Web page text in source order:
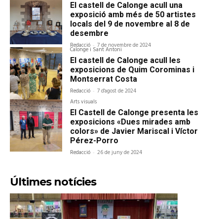
El castell de Calonge acull una
exposició amb més de 50 artistes
locals del 9 de novembre al 8 de
desembre
Redacció - 7 de novembre de 2024
Calonge i Sant Antoni
El castell de Calonge acull les
exposicions de Quim Corominas i
Montserrat Costa
Redacció - 7 d'agost de 2024
Arts visuals
El Castell de Calonge presenta les
exposicions «Dues mirades amb
colors» de Javier Mariscal i Víctor
Pérez-Porro
Redacció - 26 de juny de 2024
Últimes notícies